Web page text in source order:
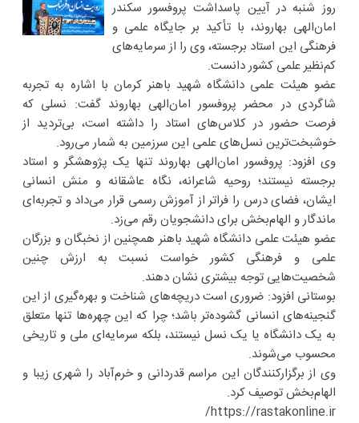
روز شنبه در آیین پاسداشت پروفسور سکندر
امان‌الهی بهاروند، با تأکید بر جایگاه علمی و
فرهنگی این استاد برجسته، وی را از سرمایه‌های
کم‌نظیر علمی کشور دانست.
عضو هیئت علمی دانشگاه شهید باهنر کرمان با اشاره به تجربه
شاگردی در محضر پروفسور امان‌الهی بهاروند گفت: نسلی که
فرصت حضور در کلاس‌های استاد را داشته است، بی‌تردید از
خوشبخت‌ترین نسل‌های علمی این سرزمین به شمار می‌رود.
وی افزود: پروفسور امان‌الهی بهاروند تنها یک پژوهشگر و استاد
برجسته نیستند؛ روحیه شاعرانه، نگاه عاشقانه و منش انسانی
ایشان، فضای درس را فراتر از آموزش رسمی قرار می‌داد و تجربه‌ای
ماندگار و الهام‌بخش برای دانشجویان رقم می‌زد.
عضو هیئت علمی دانشگاه شهید باهنر همچنین از نخبگان و بزرگان
علمی و فرهنگی کشور خواست نسبت به ارزش چنین
شخصیت‌هایی توجه بیشتری نشان دهند.
بوستانی افزود: ضروری است دریچه‌های شناخت و بهره‌گیری از این
گنجینه‌های انسانی گشوده‌تر باشد؛ چرا که این چهره‌ها تنها متعلق
به یک دانشگاه یا یک نسل نیستند، بلکه سرمایه‌ای ملی و تاریخی
محسوب می‌شوند.
وی از برگزارکنندگان این مراسم قدردانی و خرم‌آباد را شهری زیبا و
الهام‌بخش توصیف کرد.
https://rastakonline.ir/